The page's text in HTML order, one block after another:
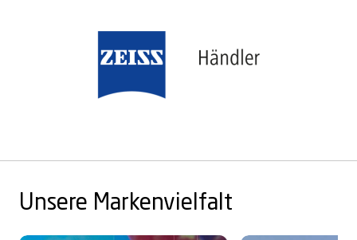
Unsere Markenvielfalt